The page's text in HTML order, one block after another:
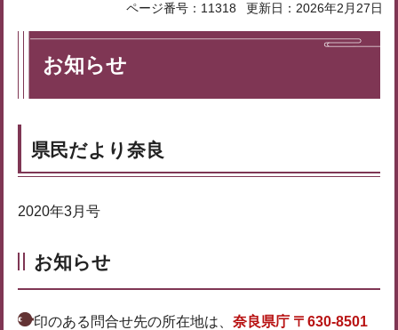
ページ番号：11318 更新日：2026年2月27日
お知らせ
県民だより奈良
2020年3月号
お知らせ
印のある問合せ先の所在地は、 奈良県庁 〒630-8501